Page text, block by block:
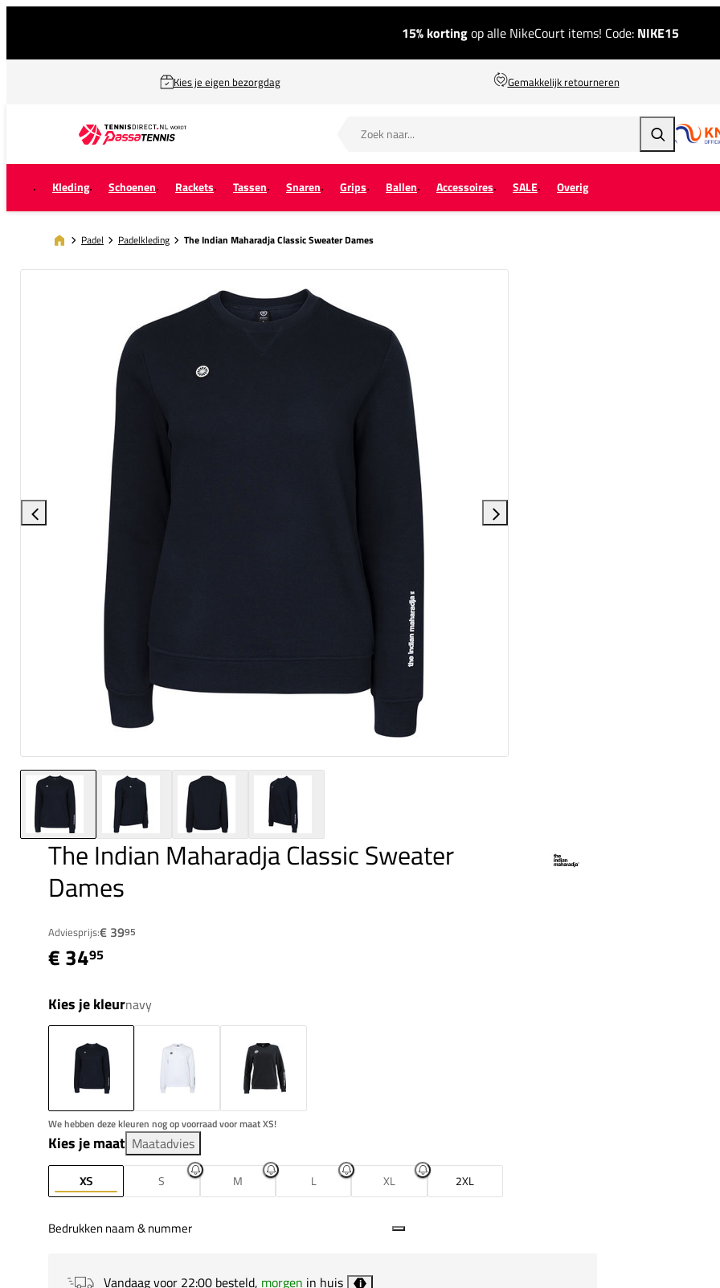
15% kortingop alle NikeCourt items! Code: NIKE15
Kies je eigen bezorgdag Gemakkelijk retourneren
Zoeken
Kleding Schoenen Rackets Tassen Snaren Grips Ballen Accessoires SALE Overig
Padel Padelkleding The Indian Maharadja Classic Sweater Dames
The Indian Maharadja Classic Sweater
Dames
Adviesprijs:€ 3995
€ 3495
Kies je kleurnavy
We hebben deze kleuren nog op voorraad voor maat XS!
Kies je maat Maatadvies
XS S M L XL 2XL
Bedrukken naam & nummer
Vandaag voor 22:00 besteld, morgen in huis i